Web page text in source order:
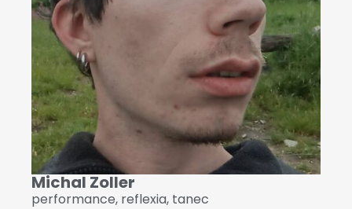
Michal Zoller
performance, reflexia, tanec